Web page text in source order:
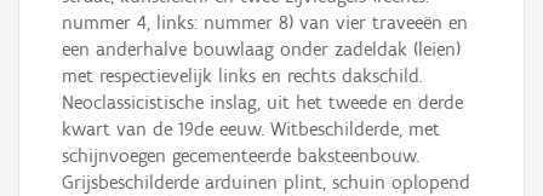
nummer 4, links: nummer 8) van vier traveeën en
een anderhalve bouwlaag onder zadeldak (leien)
met respectievelijk links en rechts dakschild.
Neoclassicistische inslag, uit het tweede en derde
kwart van de 19de eeuw. Witbeschilderde, met
schijnvoegen gecementeerde baksteenbouw.
Grijsbeschilderde arduinen plint, schuin oplopend